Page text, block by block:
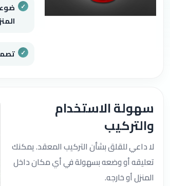
سهولة الاستخدام
والتركيب
لا داعي للقلق بشأن التركيب المعقد. يمكنك
تعليقه أو وضعه بسهولة في أي مكان داخل
المنزل أو خارجه.